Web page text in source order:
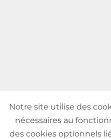
Notre site utilise des
nécessaires au
des cookies optionnels